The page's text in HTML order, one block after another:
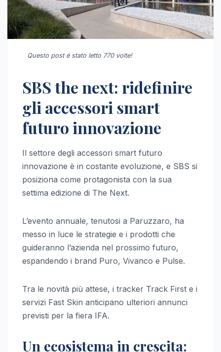
Questo post é stato letto 770 volte!
SBS the next: ridefinire
gli accessori smart
futuro innovazione
Il settore degli accessori smart futuro
innovazione è in costante evoluzione, e SBS si
posiziona come protagonista con la sua
settima edizione di The Next.
L’evento annuale, tenutosi a Paruzzaro, ha
messo in luce le strategie e i prodotti che
guideranno l’azienda nel prossimo futuro,
espandendo i brand Puro, Vivanco e Pulse.
Tra le novità più attese, i tracker Track First e i
servizi Fast Skin anticipano ulteriori annunci
previsti per la fiera IFA.
Un ecosistema in crescita: